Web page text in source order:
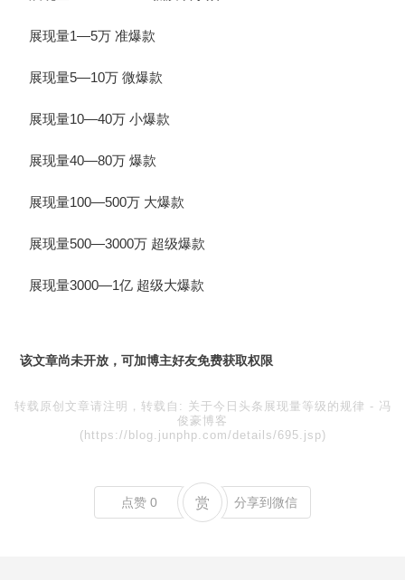
展现量1—5万 准爆款
展现量5—10万 微爆款
展现量10—40万 小爆款
展现量40—80万 爆款
展现量100—500万 大爆款
展现量500—3000万 超级爆款
展现量3000—1亿 超级大爆款
该文章尚未开放，可加博主好友免费获取权限
转载原创文章请注明，转载自: 关于今日头条展现量等级的规律 - 冯
俊豪博客
(https://blog.junphp.com/details/695.jsp)
点赞 0 赏 分享到微信